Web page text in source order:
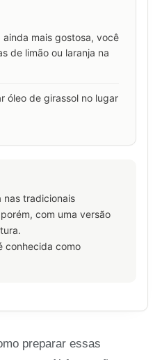
mais gostosa, você
de limão ou laranja na
óleo de girassol no lugar
nas tradicionais
com uma versão
conhecida como
preparar essas